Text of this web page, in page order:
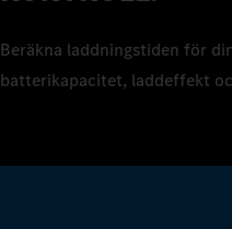
Beräkna laddningstiden för
batterikapacitet, laddeffekt
8
9